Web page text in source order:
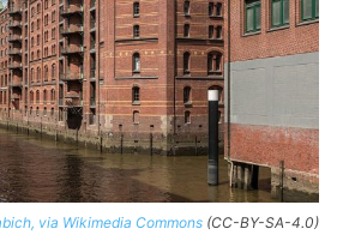
via Wikimedia Commons (CC-BY-SA-4.0)